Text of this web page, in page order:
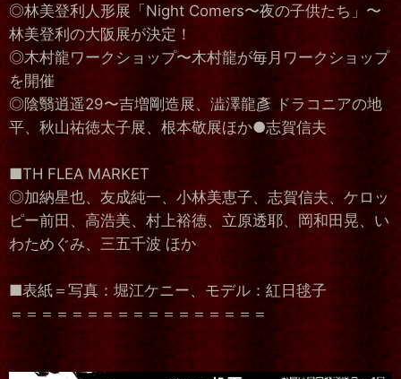
◎林美登利人形展「Night Comers〜夜の子供たち」〜
林美登利の大阪展が決定！
◎木村龍ワークショップ〜木村龍が毎月ワークショップ
を開催
◎陰翳逍遥29〜吉増剛造展、澁澤龍彥 ドラコニアの地
平、秋山祐徳太子展、根本敬展ほか●志賀信夫
■TH FLEA MARKET
◎加納星也、友成純一、小林美恵子、志賀信夫、ケロッ
ピー前田、高浩美、村上裕徳、立原透耶、岡和田晃、い
わためぐみ、三五千波 ほか
■表紙＝写真：堀江ケニー、モデル：紅日毬子
＝＝＝＝＝＝＝＝＝＝＝＝＝＝＝＝＝